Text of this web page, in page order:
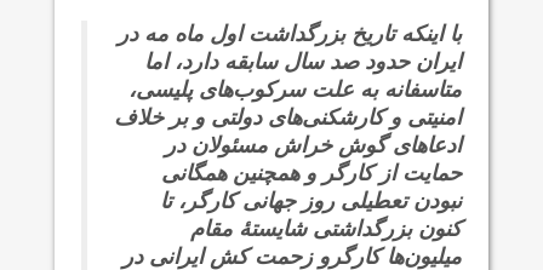
با اینکه تاریخ بزرگداشت اول ماه مه در
ایران حدود صد سال سابقه دارد، اما
متاسفانه به علت سرکوب‌های پلیسی،
امنیتی و کارشکنی‌های دولتی و بر خلاف
ادعاهای گوش خراش مسئولان در
حمایت از کارگر و همچنین همگانی
نبودن تعطیلی روز جهانی کارگر، تا
کنون بزرگداشتی شایستهٔ مقام
میلیون‌ها کارگرو زحمت کش ایرانی در